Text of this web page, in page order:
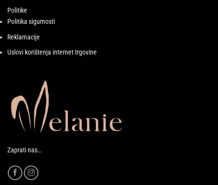
Politike
Politika sigurnosti
Reklamacije
Uslovi korištenja internet trgovine
Zaprati nas…